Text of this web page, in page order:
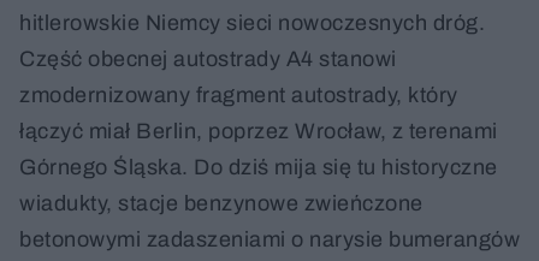
hitlerowskie Niemcy sieci nowoczesnych dróg.
Część obecnej autostrady A4 stanowi
zmodernizowany fragment autostrady, który
łączyć miał Berlin, poprzez Wrocław, z terenami
Górnego Śląska. Do dziś mija się tu historyczne
wiadukty, stacje benzynowe zwieńczone
betonowymi zadaszeniami o narysie bumerangów